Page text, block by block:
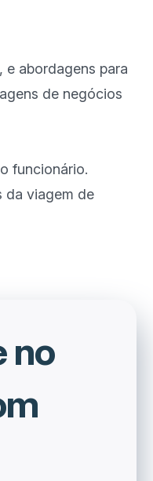
abordagens para
de negócios
funcionário.
da viagem de
no